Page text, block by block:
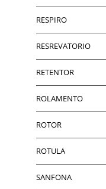
RESPIRO
RESREVATORIO
RETENTOR
ROLAMENTO
ROTOR
ROTULA
SANFONA